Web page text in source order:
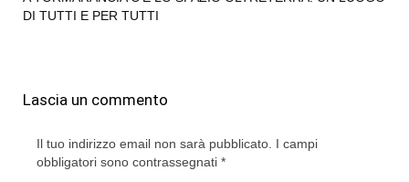
DI TUTTI E PER TUTTI
Lascia un commento
Il tuo indirizzo email non sarà pubblicato. I campi
obbligatori sono contrassegnati *